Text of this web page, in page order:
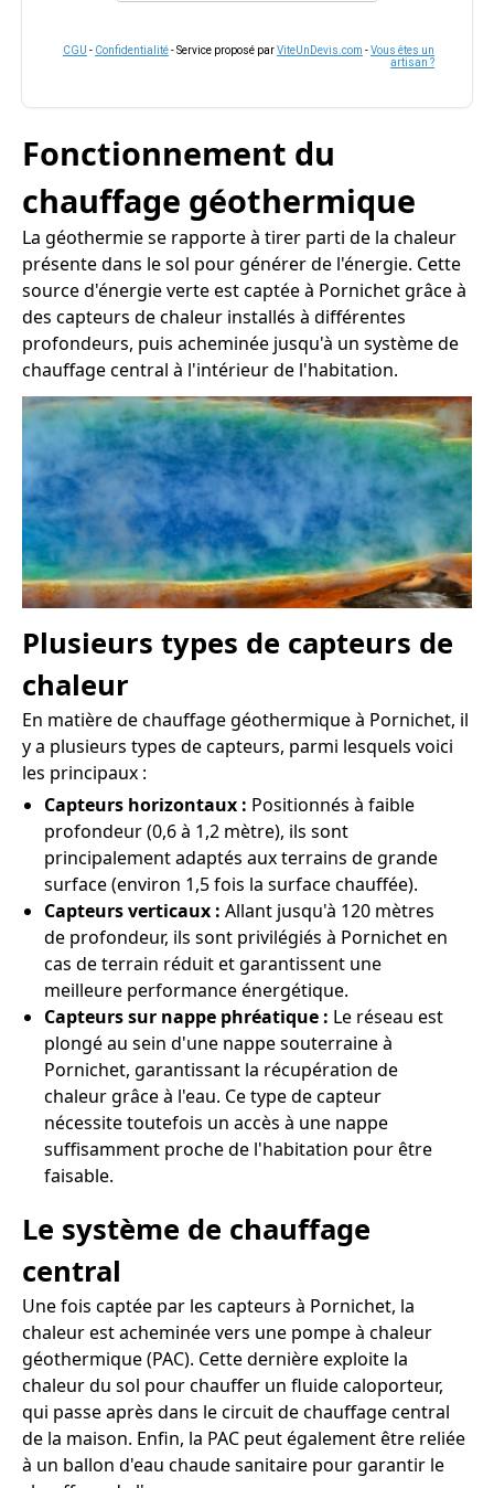
CGU - Confidentialité- Service proposé parViteUnDevis.com -Vous êtes un
artisan ?
Fonctionnement du
chauffage géothermique
La géothermie se rapporte à tirer parti de la chaleur
présente dans le sol pour générer de l'énergie. Cette
source d'énergie verte est captée à Pornichet grâce à
des capteurs de chaleur installés à différentes
profondeurs, puis acheminée jusqu'à un système de
chauffage central à l'intérieur de l'habitation.
Plusieurs types de capteurs de
chaleur
En matière de chauffage géothermique à Pornichet, il
y a plusieurs types de capteurs, parmi lesquels voici
les principaux :
Capteurs horizontaux : Positionnés à faible
profondeur (0,6 à 1,2 mètre), ils sont
principalement adaptés aux terrains de grande
surface (environ 1,5 fois la surface chauffée).
Capteurs verticaux : Allant jusqu'à 120 mètres
de profondeur, ils sont privilégiés à Pornichet en
cas de terrain réduit et garantissent une
meilleure performance énergétique.
Capteurs sur nappe phréatique : Le réseau est
plongé au sein d'une nappe souterraine à
Pornichet, garantissant la récupération de
chaleur grâce à l'eau. Ce type de capteur
nécessite toutefois un accès à une nappe
suffisamment proche de l'habitation pour être
faisable.
Le système de chauffage
central
Une fois captée par les capteurs à Pornichet, la
chaleur est acheminée vers une pompe à chaleur
géothermique (PAC). Cette dernière exploite la
chaleur du sol pour chauffer un fluide caloporteur,
qui passe après dans le circuit de chauffage central
de la maison. Enfin, la PAC peut également être reliée
à un ballon d'eau chaude sanitaire pour garantir le